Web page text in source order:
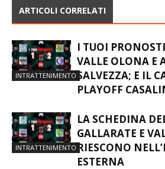
ARTICOLI CORRELATI
INTRATTENIMENTO
I TUOI
VALLE OLONA E
SALVEZZA; E IL
PLAYOFF
INTRATTENIMENTO
LA SCHEDINA
GALLARATE E
RIESCONO
ESTERNA